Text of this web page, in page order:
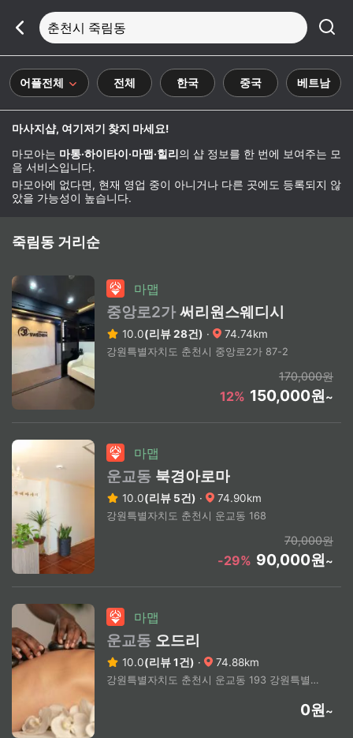
춘천시 죽림동
어플전체 전체 한국 중국 베트남
마사지샵, 여기저기 찾지 마세요!
마모아는 마통·하이타이·마맵·힐리 의 샵 정보를 한 번에 보여주는 모
음 서비스입니다.
마모아에 없다면, 현재 영업 중이 아니거나 다른 곳에도 등록되지 않
았을 가능성이 높습니다.
죽림동 거리순
마맵
중앙로2가써리원스웨디시
10.0(리뷰 28건) · 74.74km
강원특별자치도 춘천시 중앙로2가 87-2
170,000원
12% 150,000원~
마맵
운교동 북경아로마
10.0(리뷰 5건) · 74.90km
강원특별자치도 춘천시 운교동 168
70,000원
-29% 90,000원~
마맵
운교동 오드리
10.0(리뷰 1건) · 74.88km
강원특별자치도 춘천시 운교동 193 강원특별자치도 춘천시 운교동(상세주소문의)
0원~